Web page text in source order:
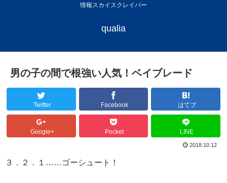
情報スカイスクレイパー
qualia
男の子の間で根強い人気！ベイブレード
Twitter Facebook はてブ
Google+ Pocket LINE
2018.10.12
３．２．１……ゴーシュート！